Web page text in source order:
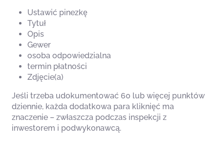
Ustawić pinezkę
Tytuł
Opis
Gewer
osoba odpowiedzialna
termin płatności
Zdjęcie(a)
Jeśli trzeba udokumentować 60 lub więcej punktów
dziennie, każda dodatkowa para kliknięć ma
znaczenie – zwłaszcza podczas inspekcji z
inwestorem i podwykonawcą.